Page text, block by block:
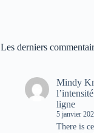
Les derniers
Mindy
ligne
5 janvier
There is